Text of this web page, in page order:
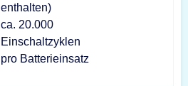
enthalten)
ca. 20.000
Einschaltzyklen
pro Batterieinsatz